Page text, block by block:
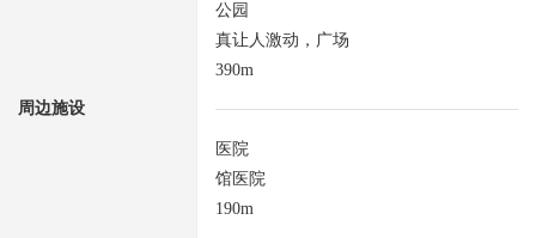
周边施设
公园
真让人激动，广场
390m
医院
馆医院
190m